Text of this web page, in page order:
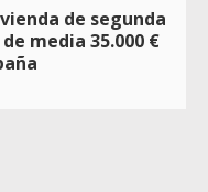
de segunda
media 35.000 €